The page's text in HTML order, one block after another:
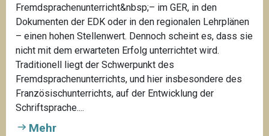
Fremdsprachenunterricht&nbsp;– im GER, in den
Dokumenten der EDK oder in den regionalen Lehrplänen
– einen hohen Stellenwert. Dennoch scheint es, dass sie
nicht mit dem erwarteten Erfolg unterrichtet wird.
Traditionell liegt der Schwerpunkt des
Fremdsprachenunterrichts, und hier insbesondere des
Französischunterrichts, auf der Entwicklung der
Schriftsprache....
Mehr